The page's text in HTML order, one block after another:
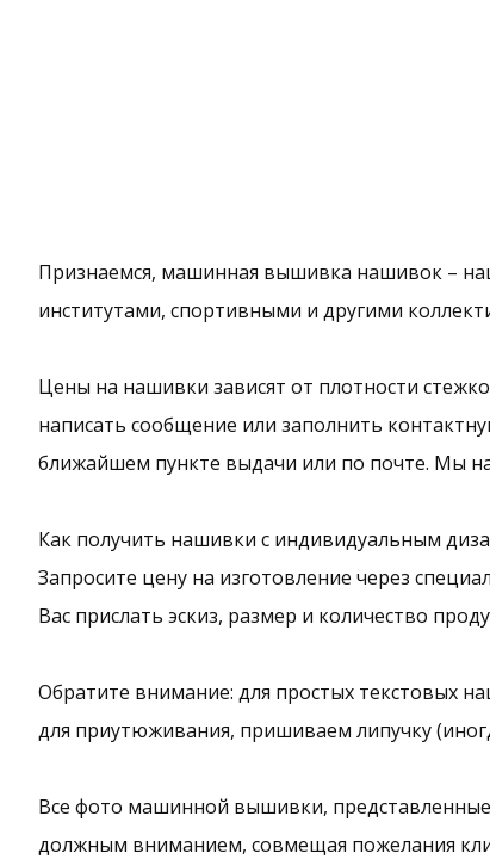
Признаемся, машинная вышивка нашивок –
институтами, спортивными и другими
Цены на нашивки зависят от плотности
написать сообщение или заполнить
ближайшем пункте выдачи или по почте. Мы
Как получить нашивки с индивидуальным
Запросите цену на изготовление через
Вас прислать эскиз, размер и количество
Обратите внимание: для простых текстовых
для приутюживания, пришиваем липучку
Все фото машинной вышивки, представленные
должным вниманием, совмещая пожелания